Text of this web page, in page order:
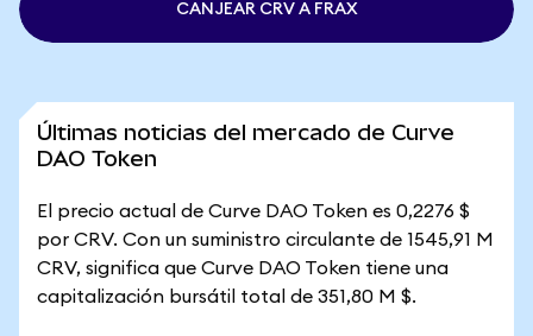
CANJEAR CRV A FRAX
Últimas noticias del mercado de Curve
DAO Token
El precio actual de Curve DAO Token es 0,2276 $
por CRV. Con un suministro circulante de 1545,91 M
CRV, significa que Curve DAO Token tiene una
capitalización bursátil total de 351,80 M $.